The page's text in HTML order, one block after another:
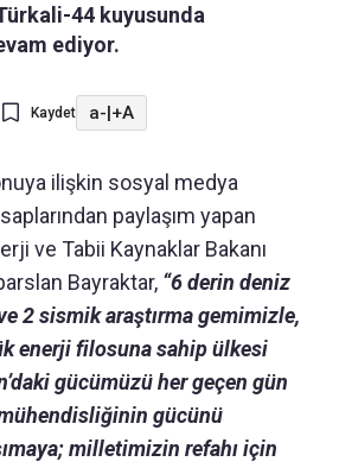
44 kuyusunda
ediyor.
Kaydet a-|+A
ilişkin sosyal medya
paylaşım yapan
ve Tabii Kaynaklar Bakanı
Bayraktar, “6 derin deniz
2 sismik araştırma gemimizle,
enerji filosuna sahip ülkesi
gücümüzü her geçen gün
gücünü
milletimizin refahı için